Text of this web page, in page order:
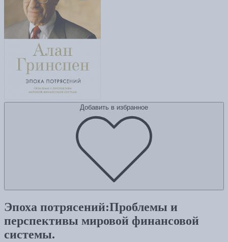
Добавить в избранное
Эпоха потрясений:Проблемы и
перспективы мировой финансовой
системы.